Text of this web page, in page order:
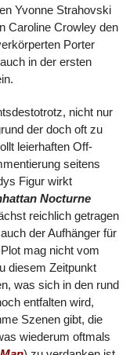
Yvonne Strahovski
Caroline Crowley den
Porter
in der ersten
nicht nur
der doch oft zu
leierhaften Off-
seitens
Figur wirkt
Nocturne
reichlich getragen
der Aufhänger für
mag nicht vom
diesem Zeitpunkt
was sich in den rund
entfalten wird,
Szenen gibt, die
wiederum oftmals